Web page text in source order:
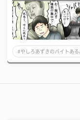
#やしろあずきのバイトある